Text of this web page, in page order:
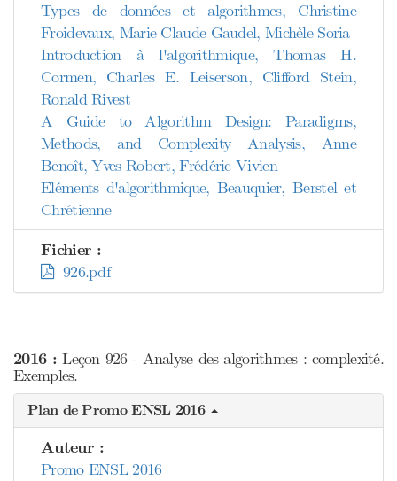
Types de données et algorithmes, Christine
Froidevaux, Marie-Claude Gaudel, Michèle Soria
Introduction à l'algorithmique, Thomas H.
Cormen, Charles E. Leiserson, Clifford Stein,
Ronald Rivest
A Guide to Algorithm Design: Paradigms,
Methods, and Complexity Analysis, Anne
Benoît, Yves Robert, Frédéric Vivien
Eléments d'algorithmique, Beauquier, Berstel et
Chrétienne
Fichier :
926.pdf
2016 : Leçon 926 - Analyse des algorithmes : complexité.
Exemples.
Plan de Promo ENSL 2016
Auteur :
Promo ENSL 2016